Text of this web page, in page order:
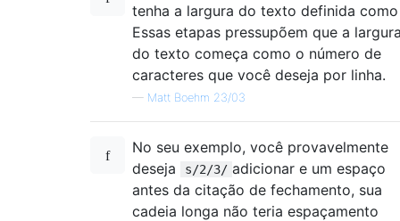
tenha a largura do texto definida
Essas etapas pressupõem que a
do texto começa como o número de
caracteres que você deseja por linha.
— Matt Boehm 23/03
No seu exemplo, você provavelmente
deseja
s/2/3/ adicionar e um espaço
antes da citação de fechamento, sua
cadeia longa não teria espaçamento